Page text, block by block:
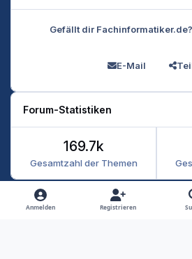
Gefällt dir
E-Mail
Forum-Statistiken
Gesamtzahl der Themen
169.7k
Heller Modus
Dunkler Modus
Systemeinstellung
Anmelden Registrieren